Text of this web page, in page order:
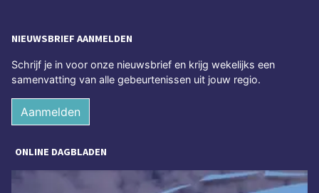
NIEUWSBRIEF AANMELDEN
Schrijf je in voor onze nieuwsbrief en krijg wekelijks een
samenvatting van alle gebeurtenissen uit jouw regio.
Aanmelden
ONLINE DAGBLADEN